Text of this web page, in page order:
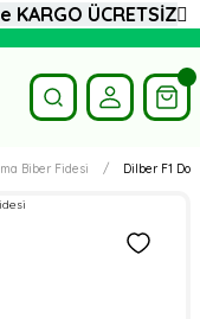
Biber Fidesi Dilber F1
ÜCRETSİZ